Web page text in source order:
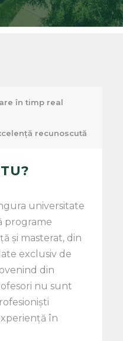
în timp real
recunoscută
universitate
programe
și masterat, din
exclusiv de
din
nu sunt
în